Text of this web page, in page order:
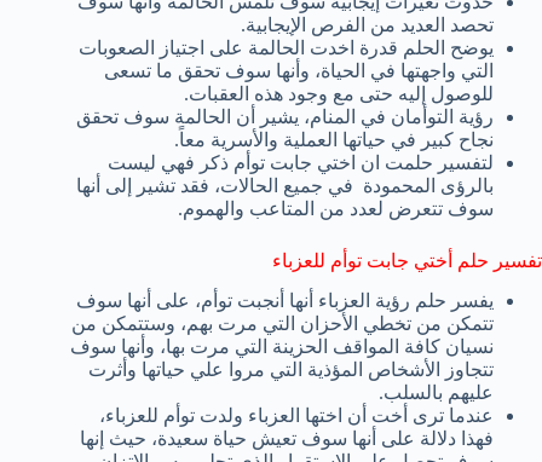
تحصد العديد من الفرص الإيجابية.
يوضح الحلم قدرة اخدت الحالمة على اجتياز الصعوبات
التي واجهتها في الحياة، وأنها سوف تحقق ما تسعى
للوصول إليه حتى مع وجود هذه العقبات.
رؤية التوأمان في المنام، يشير أن الحالمة سوف تحقق
نجاح كبير في حياتها العملية والأسرية معاً.
لتفسير حلمت ان اختي جابت توأم ذكر فهي ليست
بالرؤى المحمودة في جميع الحالات، فقد تشير إلى أنها
سوف تتعرض لعدد من المتاعب والهموم.
تفسير حلم أختي جابت توأم للعزباء
يفسر حلم رؤية العزباء أنها أنجبت توأم، على أنها سوف
تتمكن من تخطي الأحزان التي مرت بهم، وستتمكن من
نسيان كافة المواقف الحزينة التي مرت بها، وأنها سوف
تتجاوز الأشخاص المؤذية التي مروا علي حياتها وأثرت
عليهم بالسلب.
عندما ترى أخت أن اختها العزباء ولدت توأم للعزباء،
فهذا دلالة على أنها سوف تعيش حياة سعيدة، حيث إنها